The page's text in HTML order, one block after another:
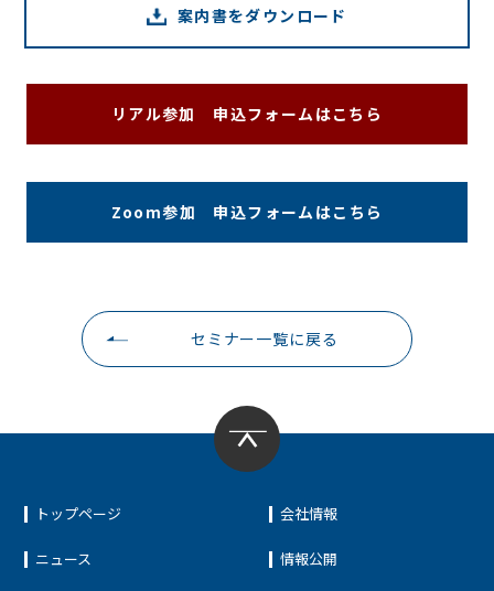
案内書をダウンロード
リアル参加 申込フォームはこちら
Zoom参加 申込フォームはこちら
セミナー一覧に戻る
トップページ
ニュース
会社情報
情報公開